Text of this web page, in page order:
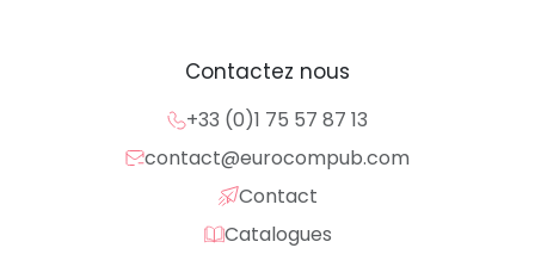
Contactez nous
+33 (0)1 75 57 87 13
contact@eurocompub.com
Contact
Catalogues